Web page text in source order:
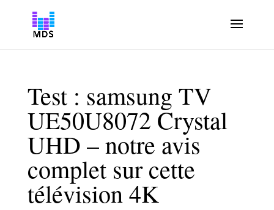
Test : samsung TV
UE50U8072 Crystal
UHD – notre avis
complet sur cette
télévision 4K